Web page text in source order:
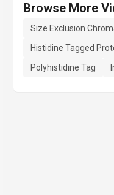
Browse More
Size Exclusion
Histidine Tagged
Polyhistidine Tag